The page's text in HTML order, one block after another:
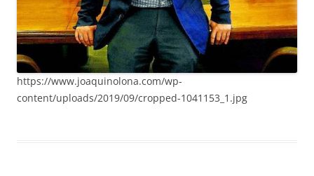
https://www.joaquinolona.com/wp-
content/uploads/2019/09/cropped-1041153_1.jpg